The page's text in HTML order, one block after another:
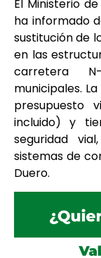
El Ministerio
ha informado
sustitución de
en las
carretera
municipales.
presupuesto
incluido) y
seguridad
sistemas de
Duero.